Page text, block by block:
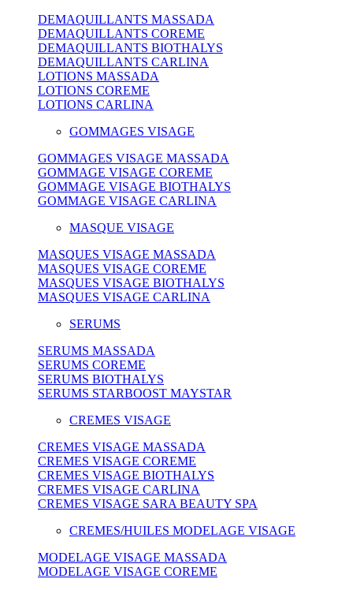
DEMAQUILLANTS MASSADA
DEMAQUILLANTS COREME
DEMAQUILLANTS BIOTHALYS
DEMAQUILLANTS CARLINA
LOTIONS MASSADA
LOTIONS COREME
LOTIONS CARLINA
GOMMAGES VISAGE
GOMMAGES VISAGE MASSADA
GOMMAGE VISAGE COREME
GOMMAGE VISAGE BIOTHALYS
GOMMAGE VISAGE CARLINA
MASQUE VISAGE
MASQUES VISAGE MASSADA
MASQUES VISAGE COREME
MASQUES VISAGE BIOTHALYS
MASQUES VISAGE CARLINA
SERUMS
SERUMS MASSADA
SERUMS COREME
SERUMS BIOTHALYS
SERUMS STARBOOST MAYSTAR
CREMES VISAGE
CREMES VISAGE MASSADA
CREMES VISAGE COREME
CREMES VISAGE BIOTHALYS
CREMES VISAGE CARLINA
CREMES VISAGE SARA BEAUTY SPA
CREMES/HUILES MODELAGE VISAGE
MODELAGE VISAGE MASSADA
MODELAGE VISAGE COREME